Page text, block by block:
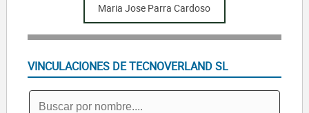
Maria Jose Parra Cardoso
VINCULACIONES DE TECNOVERLAND SL